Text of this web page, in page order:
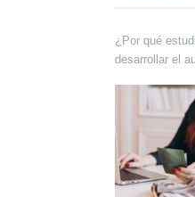
¿Por qué
desarrollar el